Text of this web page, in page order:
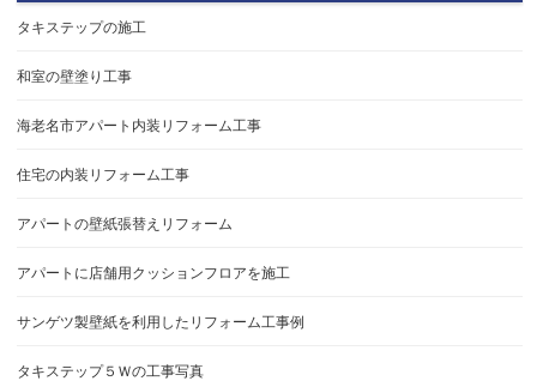
タキステップの施工
和室の壁塗り工事
海老名市アパート内装リフォーム工事
住宅の内装リフォーム工事
アパートの壁紙張替えリフォーム
アパートに店舗用クッションフロアを施工
サンゲツ製壁紙を利用したリフォーム工事例
タキステップ５Ｗの工事写真